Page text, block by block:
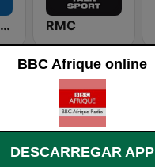
IRADIO SENEGAL RMC
BBC Afrique online
DESCARREGAR APP